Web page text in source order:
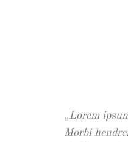
Lorem ipsum
Morbi hendrerit
Lorem
Morbi